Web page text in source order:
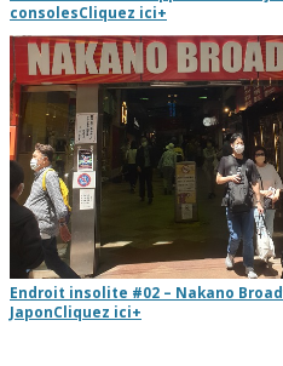
consolesCliquez ici+
Endroit insolite #02 – Nakano
JaponCliquez ici+